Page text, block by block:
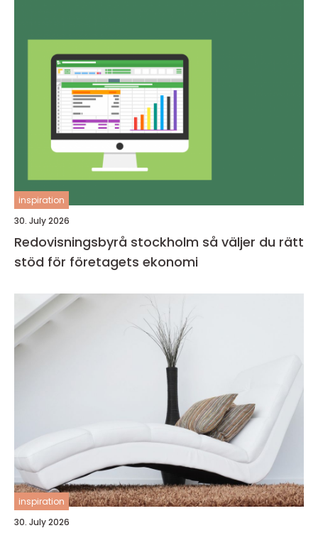
inspiration
30. July 2026
Redovisningsbyrå stockholm så väljer du rätt
stöd för företagets ekonomi
inspiration
30. July 2026